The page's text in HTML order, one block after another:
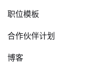
职位模板
合作伙伴计划
博客